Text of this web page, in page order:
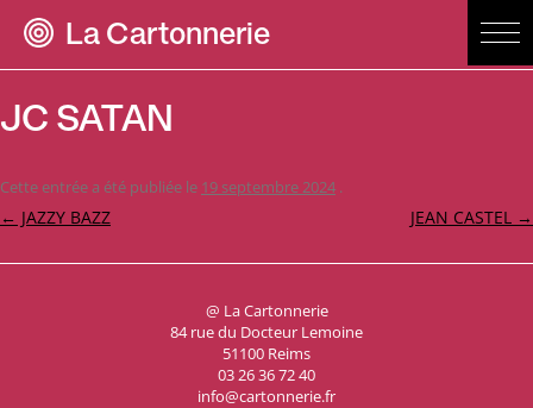
La Cartonnerie
JC SATAN
Cette entrée a été publiée le 19 septembre 2024 .
Navigation
← JAZZY BAZZ JEAN CASTEL →
@ La Cartonnerie
84 rue du Docteur Lemoine
51100 Reims
03 26 36 72 40
info@cartonnerie.fr